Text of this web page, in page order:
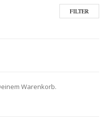
FILTER
Warenkorb.